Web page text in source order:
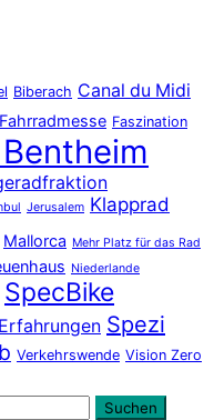
Biberach Canal du Midi
Fahrradmesse Faszination
Jerusalem Klapprad
Mallorca Mehr Platz für das Rad
Niederlande
SpecBike
Spezi
Verkehrswende Vision Zero
Suchen